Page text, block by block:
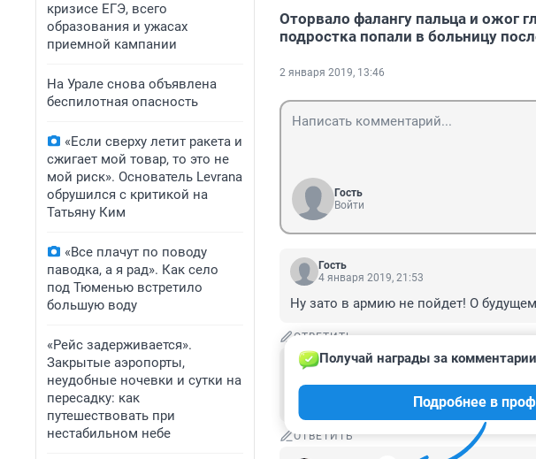
кризисе ЕГЭ, всего
образования и ужасах
приемной кампании
На Урале снова объявлена
беспилотная опасность
«Если сверху летит ракета и
сжигает мой товар, то это не
мой риск». Основатель Levrana
обрушился с критикой на
Татьяну Ким
«Все плачут по поводу
паводка, а я рад». Как село
под Тюменью встретило
большую воду
«Рейс задерживается».
Закрытые аэропорты,
неудобные ночевки и сутки на
пересадку: как
путешествовать при
нестабильном небе
Оторвало фалангу пальца и ожог
подростка попали в больницу
2 января 2019, 13:46
Гость
Войти
Гость
4 января 2019, 21:53
Ну зато в армию не пойдет! О
ОТВЕТИТЬ
Гость
как говорит мой муж, мужчина - это
ОТВЕТИТЬ
Получай награды за
Подробнее в